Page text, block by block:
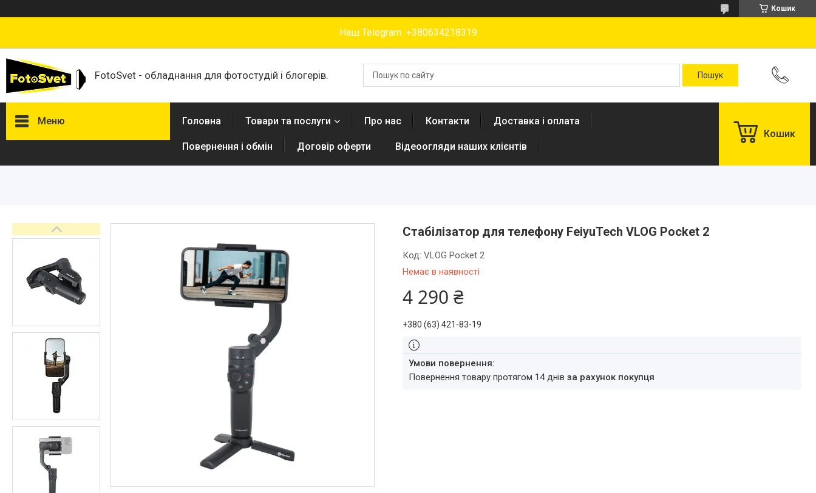
Кошик
Наш Telegram +380634218319
FotoSvet - обладнання для фотостудій і блогерів.
Меню
Студійні парасольки
Лампи для постійного та
імпульсного світла
Набори постійного світла для
Набори імпульсного світла
Фото відбивачі, тримачі для
відбивачів
Поворотні столики
Все для предметної зйомки
Кільцеві лампи, товари для
Світлодіодні LED-панель,
відеосвітло
Підсвічування, накамерне
світло
Головна Товари та послуги Про нас Контакти Доставка і оплата
Повернення і обмін Договір оферти Відеоогляди наших клієнтів
Кошик
Стабілізатор для телефону FeiyuTech VLOG Pocket 2
Немає в наявності
Код: VLOG Pocket 2
4 290 ₴
+380 (63) 421-83-19
повернення товару протягом 14 днів за рахунок покупця